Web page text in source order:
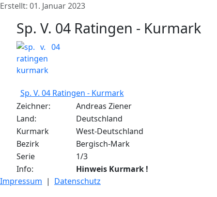
Erstellt: 01. Januar 2023
Sp. V. 04 Ratingen - Kurmark
Sp. V. 04 Ratingen - Kurmark
Zeichner:
Andreas Ziener
Land:
Deutschland
Kurmark
West-Deutschland
Bezirk
Bergisch-Mark
Serie
1/3
Info:
Hinweis Kurmark !
Impressum | Datenschutz